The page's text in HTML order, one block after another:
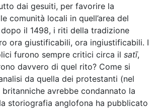
dai gesuiti, per favorire la
comunità locali in quell’area del
il 1498, i riti della tradizione
ora giustificabili, ora ingiustificabili. I
furono sempre critici circa il satī,
davvero di quel rito? Come si
da quella dei protestanti (nel
avrebbe condannato la
storiografia anglofona ha pubblicato